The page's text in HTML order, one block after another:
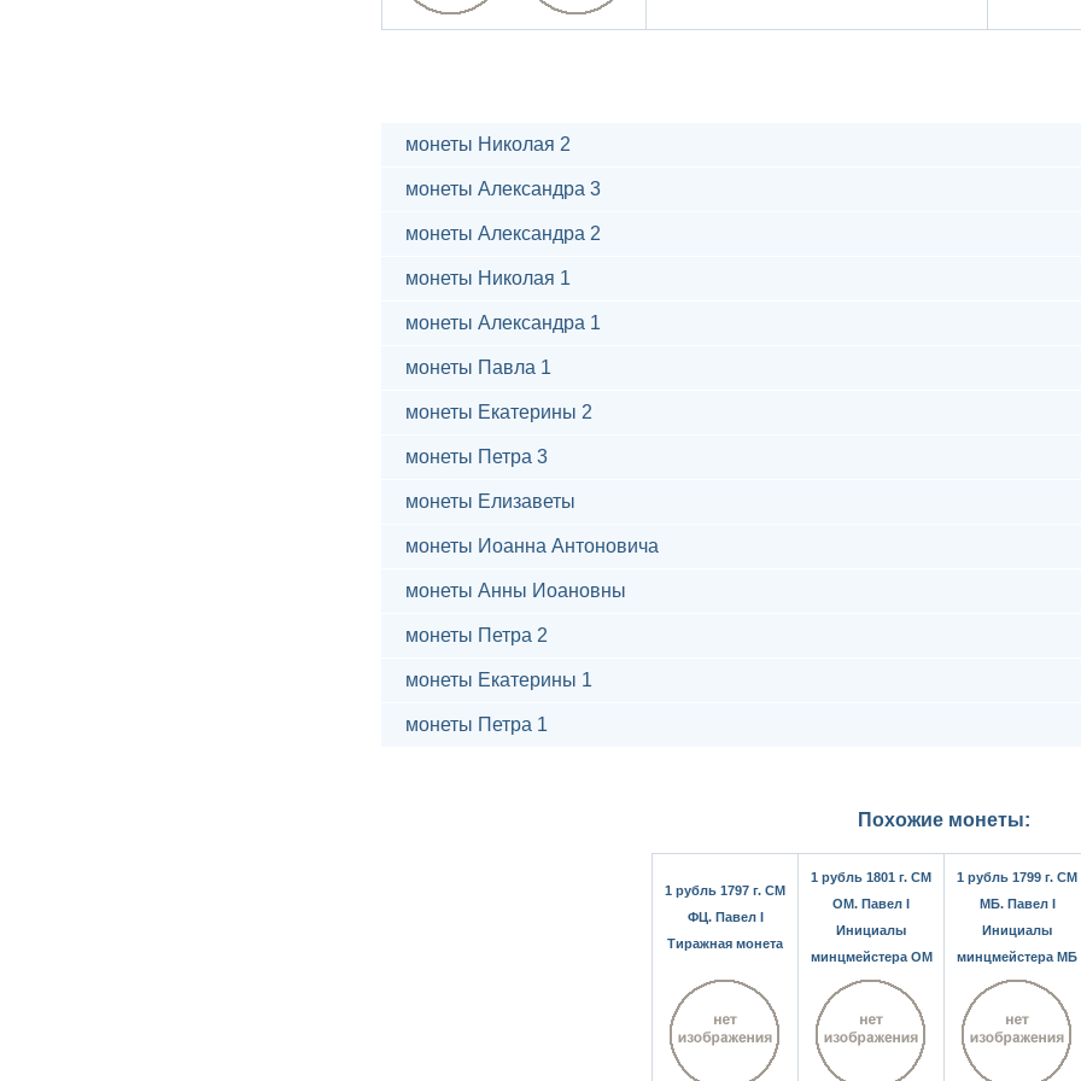
монеты Николая 2
монеты Александра 3
монеты Александра 2
монеты Николая 1
монеты Александра 1
монеты Павла 1
монеты Екатерины 2
монеты Петра 3
монеты Елизаветы
монеты Иоанна Антоновича
монеты Анны Иоановны
монеты Петра 2
монеты Екатерины 1
монеты Петра 1
Похожие монеты:
1 рубль 1797 г. СМ
ФЦ. Павел I
Тиражная монета
1 рубль 1801 г. СМ
ОМ. Павел I
Инициалы
минцмейстера ОМ
1 рубль 1799 г. СМ
МБ. Павел I
Инициалы
минцмейстера МБ